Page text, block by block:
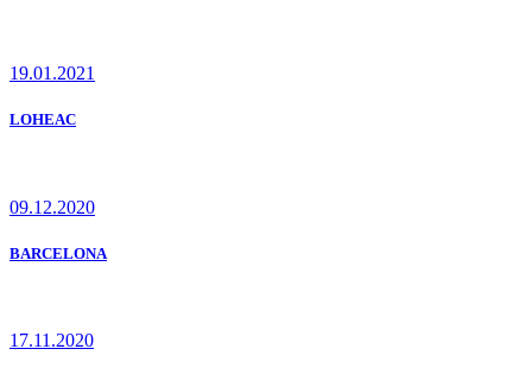
19.01.2021
LOHEAC
09.12.2020
BARCELONA
17.11.2020